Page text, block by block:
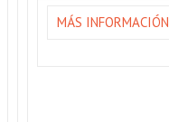
MÁS INFORMACIÓN